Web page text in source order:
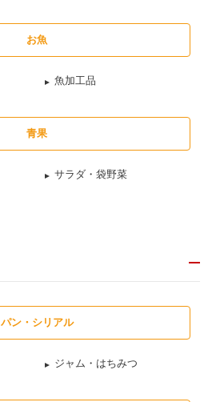
お魚
魚加工品
青果
サラダ・袋野菜
パン・シリアル
ジャム・はちみつ